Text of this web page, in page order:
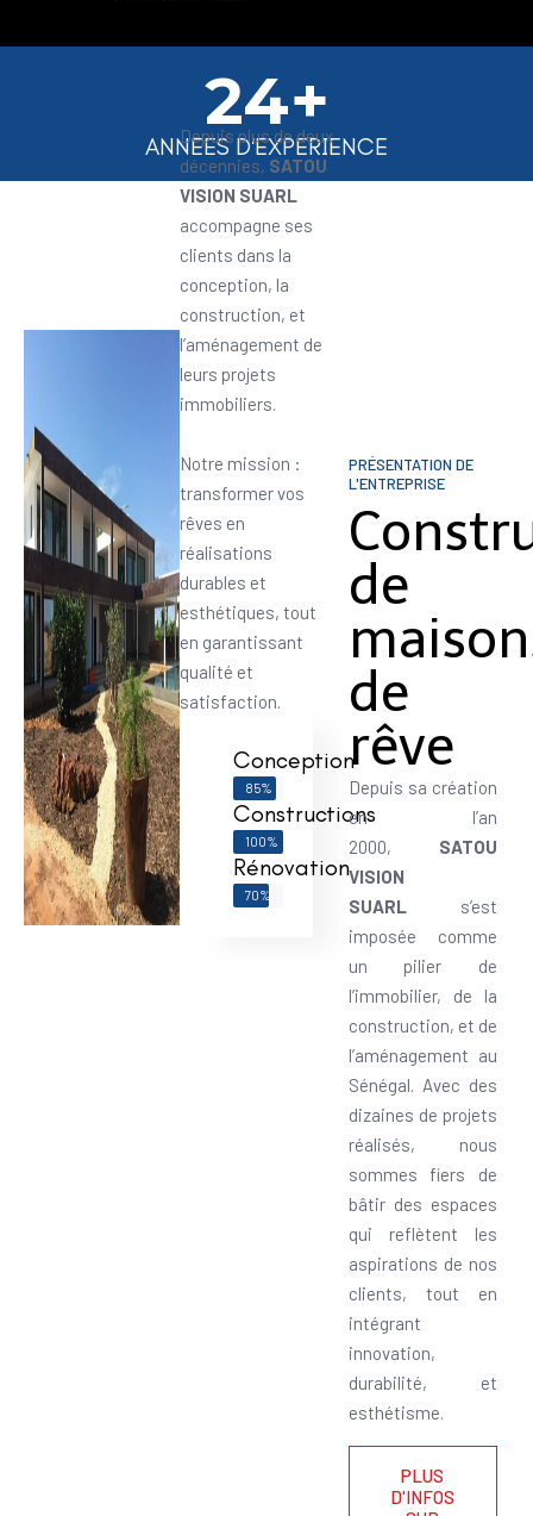
24+
ANNEES D'EXPERIENCE
Depuis plus de deux
décennies, SATOU
VISION SUARL
accompagne ses
clients dans la
conception, la
construction, et
l’aménagement de
leurs projets
immobiliers.
Notre mission :
transformer vos
rêves en
réalisations
durables et
esthétiques, tout
en garantissant
qualité et
satisfaction.
Conception
85%
Constructions
100%
Rénovation
70%
PRÉSENTATION DE
L'ENTREPRISE
de
de
rêve
Depuis sa création
en l’an
2000, SATOU
VISION
SUARLs’est
imposée comme
un pilier de
l’immobilier, de la
construction, et de
l’aménagement au
Sénégal. Avec des
dizaines de projets
réalisés, nous
sommes fiers de
bâtir des espaces
qui reflètent les
aspirations de nos
clients, tout en
intégrant
innovation,
durabilité, et
esthétisme.
PLUS
D'INFOS